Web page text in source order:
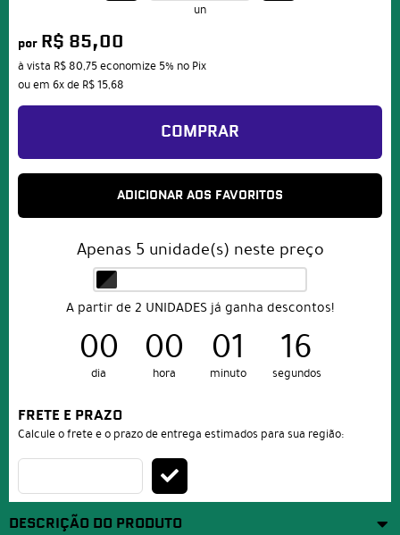
un
por R$ 85,00
à vista R$ 80,75economize 5% no Pix
ou em 6xde R$ 15,68
COMPRAR
ADICIONAR AOS FAVORITOS
Apenas 5 unidade(s) neste preço
A partir de 2 UNIDADES já ganha descontos!
00
dia
00
hora
01
minuto
16
segundos
FRETE E PRAZO
Calcule o frete e o prazo de entrega estimados para sua região:
DESCRIÇÃO DO PRODUTO